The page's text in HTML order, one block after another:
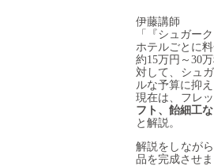
伊藤講師
「『シュガー
ホテルごとに
約15万円～30
対して、シュ
ルな予算に抑え
現在は、フレ
フト、飴細工
と解説。
解説をしなが
品を完成させま